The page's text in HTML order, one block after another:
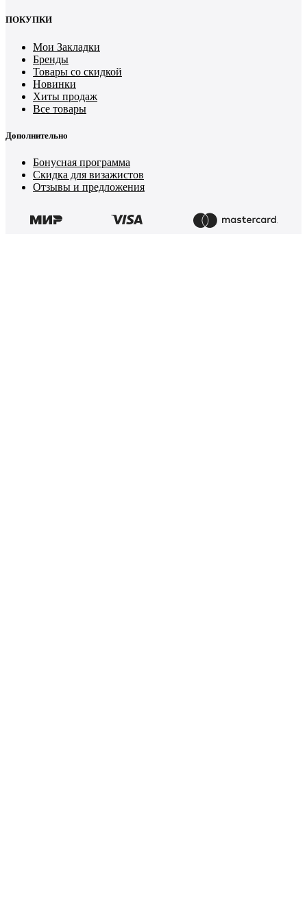
ПОКУПКИ
Мои Закладки
Бренды
Товары со скидкой
Новинки
Хиты продаж
Все товары
Дополнительно
Бонусная программа
Скидка для визажистов
Отзывы и предложения